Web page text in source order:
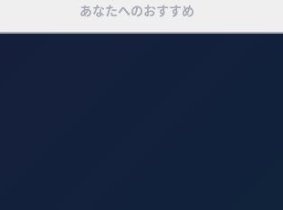
あなたへのおすすめ